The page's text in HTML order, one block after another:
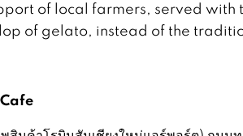
of local farmers, served
of gelato, instead of the